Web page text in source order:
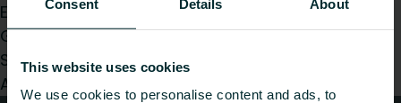
Consent Details About
This website uses cookies
We use cookies to personalise content and ads, to
Egal, ob Sie Installateur, Architekt, Planer,
Großhändler oder Endverbraucher sind, treffen
Sie eine Wahl und wir kümmern uns gerne um Ihr
Anliegen.